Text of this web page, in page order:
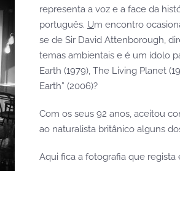
representa a voz e a face da
português. Um encontro
se de Sir David Attenborough,
temas ambientais e é um ídolo
Earth (1979), The Living Planet
Earth” (2006)?
Com os seus 92 anos, aceitou
ao naturalista britânico alguns
Aqui fica a fotografia que regista